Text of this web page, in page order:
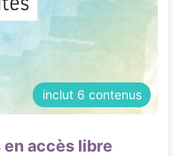
inclut 6 contenus
accès libre